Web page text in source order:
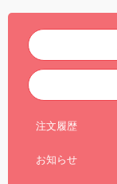
注文履歴
お知らせ